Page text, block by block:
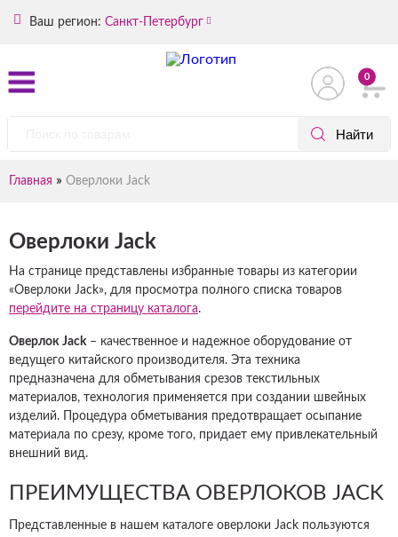
Ваш регион: Санкт-Петербург
0
Главная » Оверлоки Jack
Оверлоки Jack
На странице представлены избранные товары из категории
«Оверлоки Jack», для просмотра полного списка товаров
перейдите на страницу каталога.
Оверлок Jack– качественное и надежное оборудование от
ведущего китайского производителя. Эта техника
предназначена для обметывания срезов текстильных
материалов, технология применяется при создании швейных
изделий. Процедура обметывания предотвращает осыпание
материала по срезу, кроме того, придает ему привлекательный
внешний вид.
ПРЕИМУЩЕСТВА ОВЕРЛОКОВ JACK
Представленные в нашем каталоге оверлоки Jack пользуются